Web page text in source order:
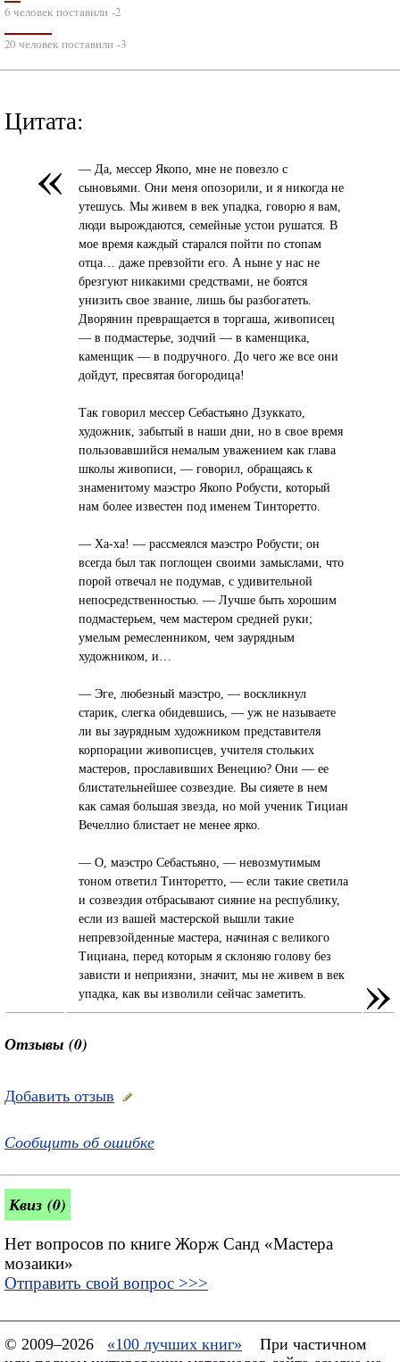
6 человек поставили -2
20 человек поставили -3
Цитата:
«
— Да, мессер Якопо, мне не повезло с
сыновьями. Они меня опозорили, и я никогда не
утешусь. Мы живем в век упадка, говорю я вам,
люди вырождаются, семейные устои рушатся. В
мое время каждый старался пойти по стопам
отца… даже превзойти его. А ныне у нас не
брезгуют никакими средствами, не боятся
унизить свое звание, лишь бы разбогатеть.
Дворянин превращается в торгаша, живописец
— в подмастерье, зодчий — в каменщика,
каменщик — в подручного. До чего же все они
дойдут, пресвятая богородица!
Так говорил мессер Себастьяно Дзуккато,
художник, забытый в наши дни, но в свое время
пользовавшийся немалым уважением как глава
школы живописи, — говорил, обращаясь к
знаменитому маэстро Якопо Робусти, который
нам более известен под именем Тинторетто.
— Ха-ха! — рассмеялся маэстро Робусти; он
всегда был так поглощен своими замыслами, что
порой отвечал не подумав, с удивительной
непосредственностью. — Лучше быть хорошим
подмастерьем, чем мастером средней руки;
умелым ремесленником, чем заурядным
художником, и…
— Эге, любезный маэстро, — воскликнул
старик, слегка обидевшись, — уж не называете
ли вы заурядным художником представителя
корпорации живописцев, учителя стольких
мастеров, прославивших Венецию? Они — ее
блистательнейшее созвездие. Вы сияете в нем
как самая большая звезда, но мой ученик Тициан
Вечеллио блистает не менее ярко.
— О, маэстро Себастьяно, — невозмутимым
тоном ответил Тинторетто, — если такие светила
и созвездия отбрасывают сияние на республику,
если из вашей мастерской вышли такие
непревзойденные мастера, начиная с великого
Тициана, перед которым я склоняю голову без
зависти и неприязни, значит, мы не живем в век
упадка, как вы изволили сейчас заметить.
»
Отзывы (0)
Добавить отзыв
Сообщить об ошибке
Квиз (0)
Нет вопросов по книге Жорж Санд «Мастера
мозаики»
Отправить свой вопрос >>>
© 2009–2026 «100 лучших книг»
При частичном